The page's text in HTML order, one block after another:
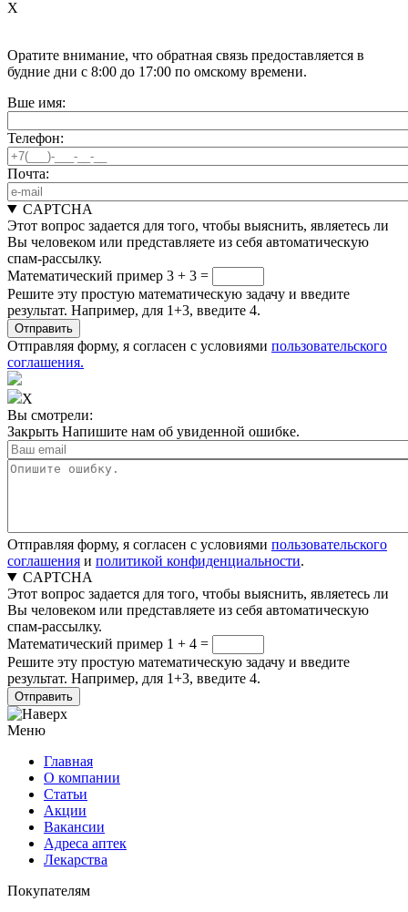
X
Оратите внимание, что обратная связь предоставляется в
будние дни с 8:00 до 17:00 по омскому времени.
Вше имя:
Телефон:
Почта:
CAPTCHA
Этот вопрос задается для того, чтобы выяснить, являетесь ли
Вы человеком или представляете из себя автоматическую
спам-рассылку.
Математический пример 3 + 3 =
Решите эту простую математическую задачу и введите
результат. Например, для 1+3, введите 4.
Отправляя форму, я согласен с условиями пользовательского
соглашения.
X
Вы смотрели:
Закрыть Напишите нам об увиденной ошибке.
Отправляя форму, я согласен с условиями пользовательского
соглашения и политикой конфиденциальности.
CAPTCHA
Этот вопрос задается для того, чтобы выяснить, являетесь ли
Вы человеком или представляете из себя автоматическую
спам-рассылку.
Математический пример 1 + 4 =
Решите эту простую математическую задачу и введите
результат. Например, для 1+3, введите 4.
Меню
Главная
О компании
Статьи
Акции
Вакансии
Адреса аптек
Лекарства
Покупателям